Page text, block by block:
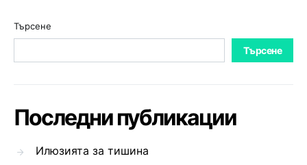
Търсене
Търсене
Последни публикации
Илюзията за тишина